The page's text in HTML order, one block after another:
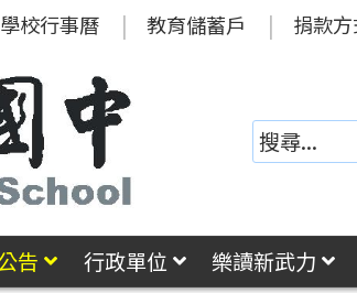
學校行事曆 教育儲蓄戶 捐款
告 行政單位 樂讀新武力